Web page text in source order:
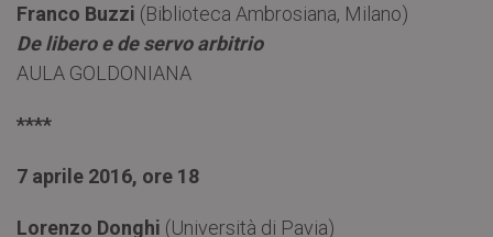
Franco Buzzi (Biblioteca Ambrosiana, Milano)
De libero e de servo arbitrio
AULA GOLDONIANA
****
7 aprile 2016, ore 18
Lorenzo Donghi (Università di Pavia)